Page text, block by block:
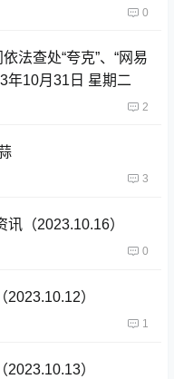
0
法查处“夸克”、“网易
年10月31日 星期二
2
3
（2023.10.16）
0
）
1
）